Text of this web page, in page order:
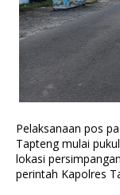
Pelaksanaan pos
Tapteng mulai
lokasi
perintah Kapolres